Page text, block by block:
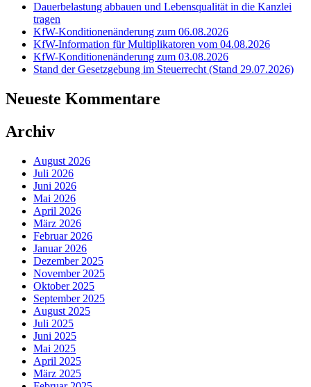
Dauerbelastung abbauen und Lebensqualität in die Kanzlei
tragen
KfW-Konditionenänderung zum 06.08.2026
KfW-Information für Multiplikatoren vom 04.08.2026
KfW-Konditionenänderung zum 03.08.2026
Stand der Gesetzgebung im Steuerrecht (Stand 29.07.2026)
Neueste Kommentare
Archiv
August 2026
Juli 2026
Juni 2026
Mai 2026
April 2026
März 2026
Februar 2026
Januar 2026
Dezember 2025
November 2025
Oktober 2025
September 2025
August 2025
Juli 2025
Juni 2025
Mai 2025
April 2025
März 2025